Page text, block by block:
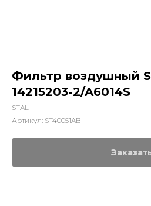
Фильтр воздушный
14215203-2/A6014S
STAL
Артикул: ST40051AB